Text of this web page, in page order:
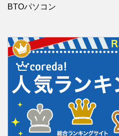
BTOパソコン